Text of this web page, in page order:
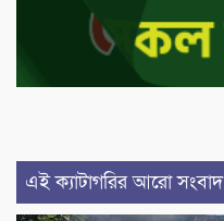
এই ক্যাটাগরির আরো সংবাদ